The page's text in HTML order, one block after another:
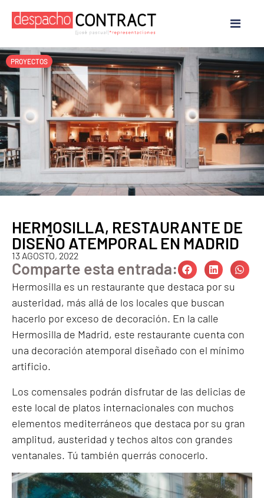
PROYECTOS
HERMOSILLA, RESTAURANTE DE
DISEÑO ATEMPORAL EN MADRID
13 AGOSTO, 2022
Comparte esta entrada:
Hermosilla es un restaurante que destaca por su
austeridad, más allá de los locales que buscan
hacerlo por exceso de decoración. En la calle
Hermosilla de Madrid, este restaurante cuenta con
una decoración atemporal diseñado con el mínimo
artificio.
Los comensales podrán disfrutar de las delicias de
este local de platos internacionales con muchos
elementos mediterráneos que destaca por su gran
amplitud, austeridad y techos altos con grandes
ventanales. Tú también querrás conocerlo.